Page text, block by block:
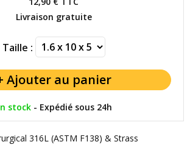
Livraison gratuite
Taille :
stock - Expédié sous 24h
316L (ASTM F138) & Strass